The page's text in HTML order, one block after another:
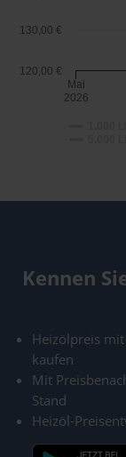
Mai
2026
120,00 €
130,00 €
Kennen
Heizölpreis
kaufen
Mit
Stand
Heizöl-